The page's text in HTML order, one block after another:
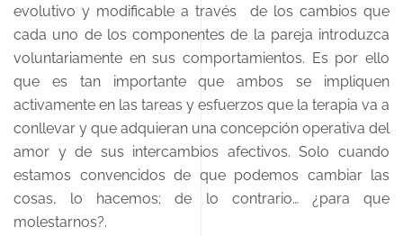
evolutivo y modificable a través de los cambios que
cada uno de los componentes de la pareja introduzca
voluntariamente en sus comportamientos. Es por ello
que es tan importante que ambos se impliquen
activamente en las tareas y esfuerzos que la terapia va a
conllevar y que adquieran una concepción operativa del
amor y de sus intercambios afectivos. Solo cuando
estamos convencidos de que podemos cambiar las
cosas, lo hacemos; de lo contrario… ¿para que
molestarnos?.